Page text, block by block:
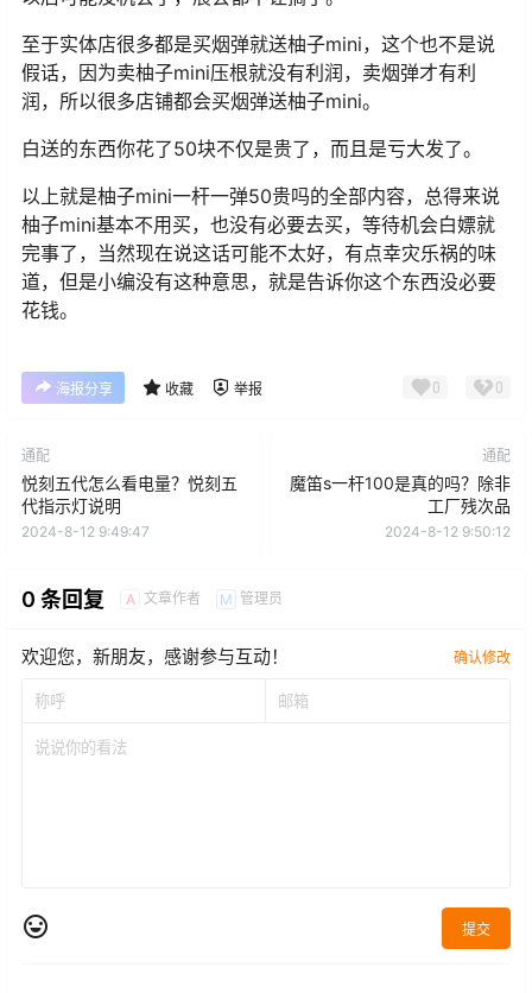
至于实体店很多都是买烟弹就送柚子mini，这个也不是说
假话，因为卖柚子mini压根就没有利润，卖烟弹才有利
润，所以很多店铺都会买烟弹送柚子mini。
白送的东西你花了50块不仅是贵了，而且是亏大发了。
以上就是柚子mini一杆一弹50贵吗的全部内容，总得来说
柚子mini基本不用买，也没有必要去买，等待机会白嫖就
完事了，当然现在说这话可能不太好，有点幸灾乐祸的味
道，但是小编没有这种意思，就是告诉你这个东西没必要
花钱。
海报分享 收藏 举报 0 0
通配
悦刻五代怎么看电量？悦刻五
代指示灯说明
2024-8-12 9:49:47
通配
魔笛s一杆100是真的吗？除非
工厂残次品
2024-8-12 9:50:12
0 条回复 A 文章作者 M 管理员
欢迎您，新朋友，感谢参与互动！ 确认修改
提交